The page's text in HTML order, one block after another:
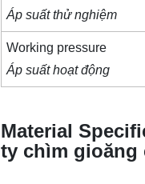
Áp suất thử nghiệm
Working pressure
Áp suất hoạt động
Material
ty chìm gioăng